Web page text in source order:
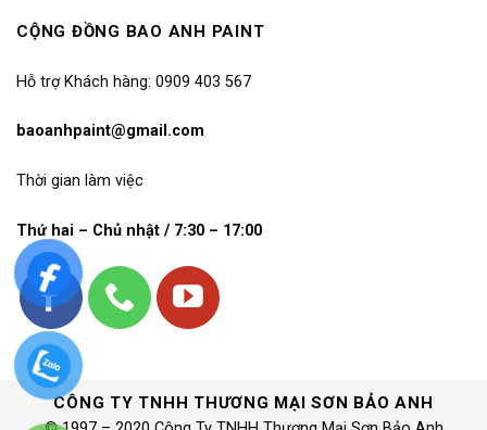
CỘNG ĐỒNG BAO ANH PAINT
Hỗ trợ Khách hàng: 0909 403 567
baoanhpaint@gmail.com
Thời gian làm việc
Thứ hai – Chủ nhật / 7:30 – 17:00
CÔNG TY TNHH THƯƠNG MẠI SƠN BẢO ANH